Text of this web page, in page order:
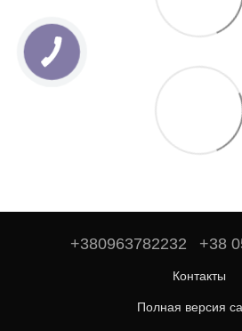
+380963782232 +38
Контакты
Полная версия